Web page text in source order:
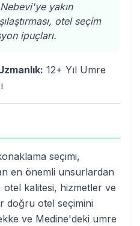
yakın
otel seçim
ipuçları.
12+ Yıl Umre
seçimi,
en önemli unsurlardan
otel kalitesi, hizmetler ve
doğru otel seçimini
ve Medine'deki umre